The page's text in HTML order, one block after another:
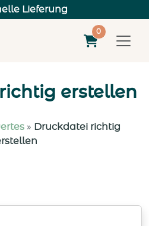
Lieferung
0
erstellen
» Druckdatei richtig